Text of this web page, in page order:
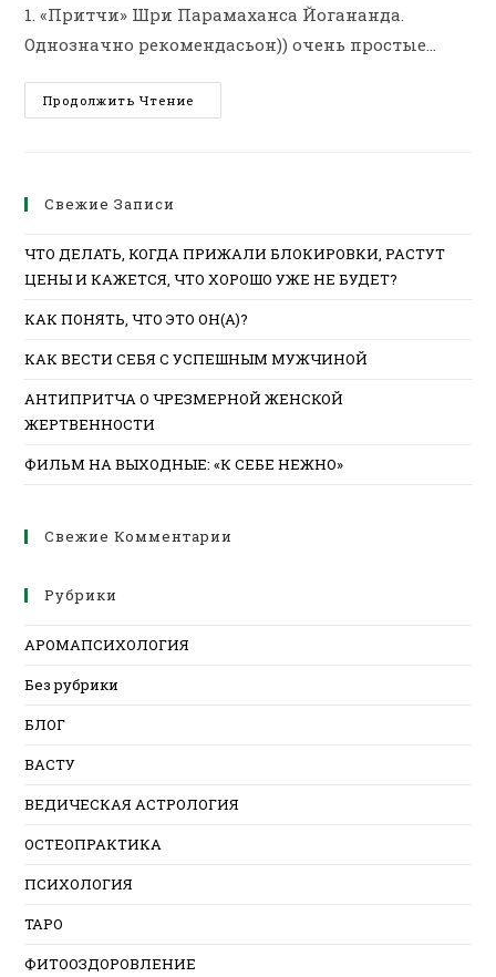
1. «Притчи» Шри Парамаханса Йогананда.
Однозначно рекомендасьон)) очень простые…
Продолжить Чтение
КОТОРЫЕ
Свежие Записи
ЧТО ДЕЛАТЬ, КОГДА ПРИЖАЛИ БЛОКИРОВКИ, РАСТУТ
ЦЕНЫ И КАЖЕТСЯ, ЧТО ХОРОШО УЖЕ НЕ БУДЕТ?
КАК ПОНЯТЬ, ЧТО ЭТО ОН(А)?
КАК ВЕСТИ СЕБЯ С УСПЕШНЫМ МУЖЧИНОЙ
АНТИПРИТЧА О ЧРЕЗМЕРНОЙ ЖЕНСКОЙ
ЖЕРТВЕННОСТИ
ФИЛЬМ НА ВЫХОДНЫЕ: «К СЕБЕ НЕЖНО»
Свежие Комментарии
Рубрики
АРОМАПСИХОЛОГИЯ
Без рубрики
БЛОГ
ВАСТУ
ВЕДИЧЕСКАЯ АСТРОЛОГИЯ
ОСТЕОПРАКТИКА
ПСИХОЛОГИЯ
ТАРО
ФИТООЗДОРОВЛЕНИЕ